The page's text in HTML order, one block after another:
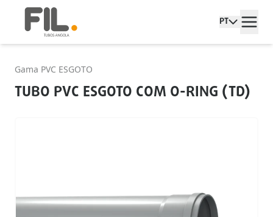
PT
Gama PVC ESGOTO
TUBO PVC ESGOTO COM O-RING (TD)